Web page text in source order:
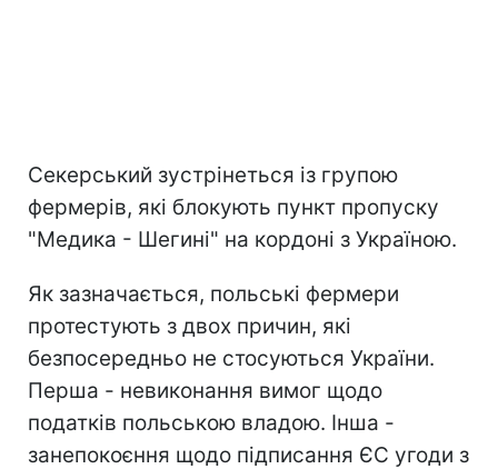
Секерський зустрінеться із групою
фермерів, які блокують пункт пропуску
"Медика - Шегині" на кордоні з Україною.
Як зазначається, польські фермери
протестують з двох причин, які
безпосередньо не стосуються України.
Перша - невиконання вимог щодо
податків польською владою. Інша -
занепокоєння щодо підписання ЄС угоди з